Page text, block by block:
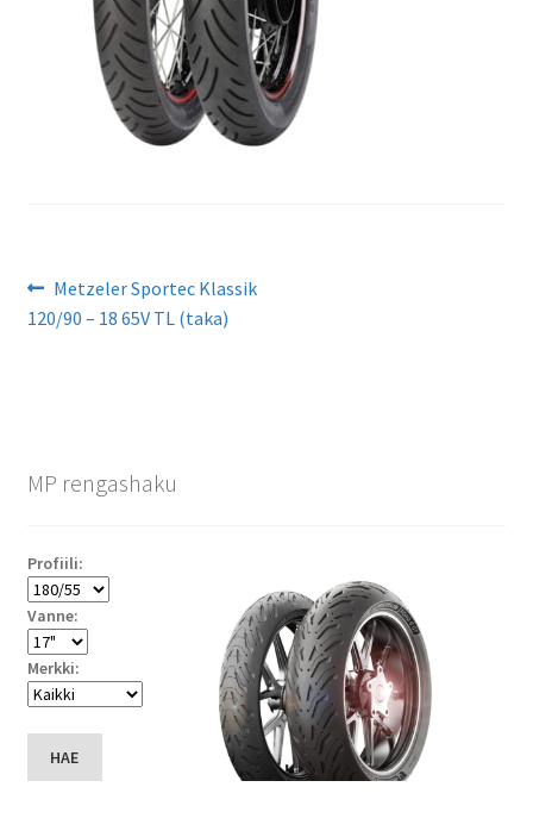
Artikkelien
selaus
Edellinen
artikkeli
Metzeler Sportec Klassik
120/90 – 18 65V TL (taka)
MP rengashaku
Profiili:
Vanne:
Merkki:
HAE